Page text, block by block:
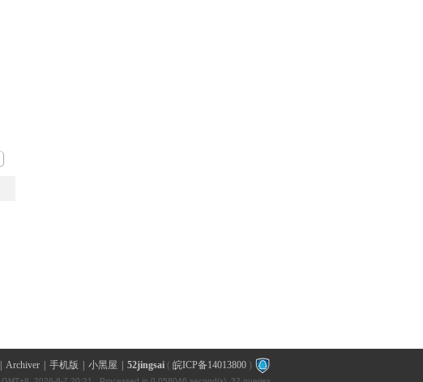
Archiver 手机版 小黑屋 52jingsai ( 皖ICP备14013800 )